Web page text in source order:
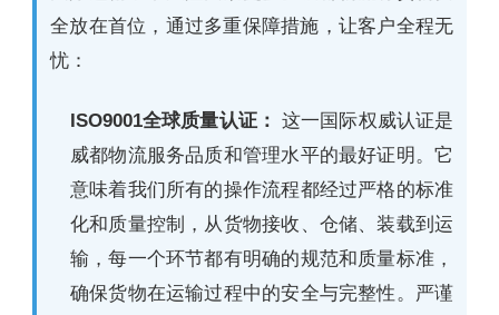
全放在首位，通过多重保障措施，让客户全程无
忧：
ISO9001全球质量认证：这一国际权威认证是
威都物流服务品质和管理水平的最好证明。它
意味着我们所有的操作流程都经过严格的标准
化和质量控制，从货物接收、仓储、装载到运
输，每一个环节都有明确的规范和质量标准，
确保货物在运输过程中的安全与完整性。严谨